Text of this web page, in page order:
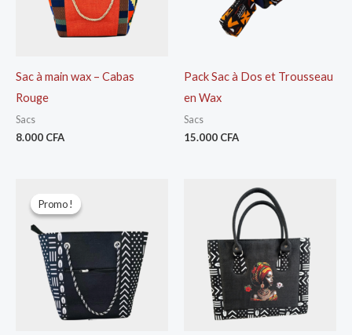
Sac à main wax – Cabas
Rouge
Sacs
8.000 CFA
Pack Sac à Dos et Trousseau
en Wax
Sacs
15.000 CFA
Promo !
Promo !
initial
10.000 CFA.8.000 CFA.